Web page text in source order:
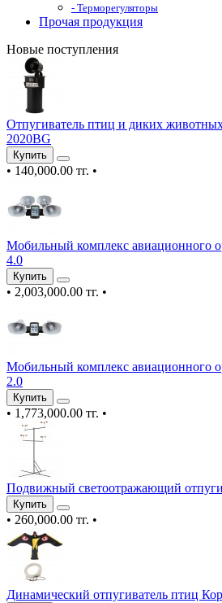
- Терморегуляторы
Прочая продукция
Новые поступления
Отпугиватель птиц и диких
2020BG
Купить
• 140,000.00 тг. •
Мобильный комплекс авиационного
4.0
Купить
• 2,003,000.00 тг. •
Мобильный комплекс авиационного
2.0
Купить
• 1,773,000.00 тг. •
Подвижный светоотражающий
Купить
• 260,000.00 тг. •
Динамический отпугиватель птиц